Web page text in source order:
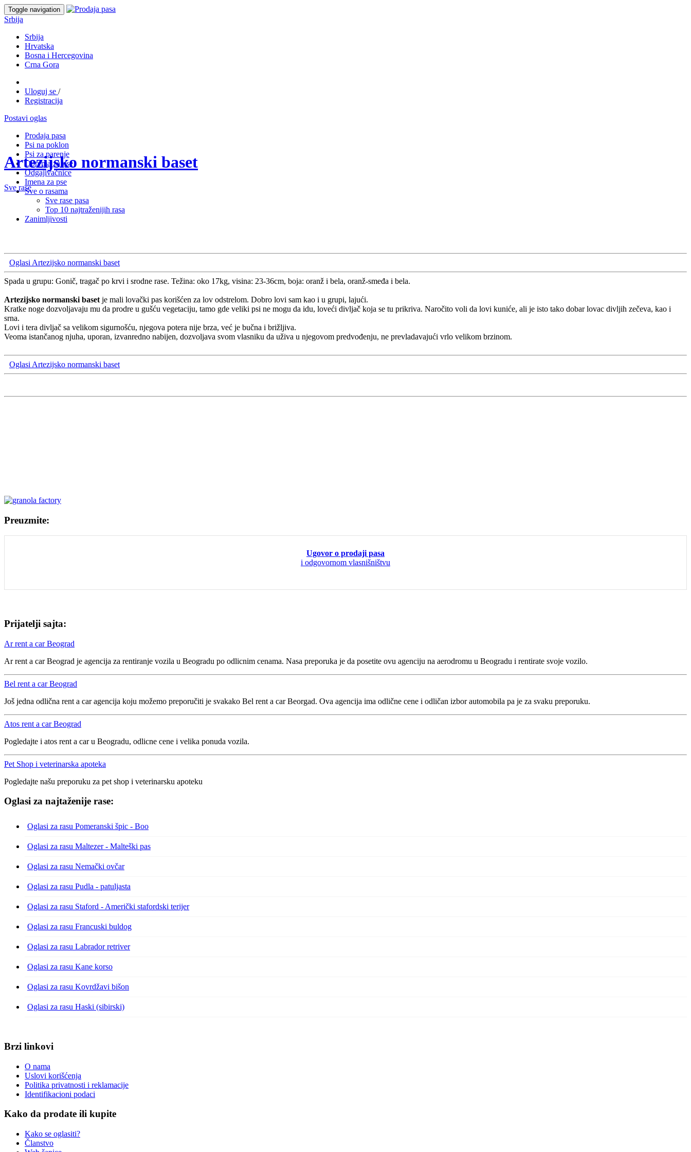
Toggle navigation
Srbija
Srbija
Hrvatska
Bosna i Hercegovina
Crna Gora
Uloguj se /
Registracija
Postavi oglas
Prodaja pasa
Psi na poklon
Psi za parenje
Oprema za pse
Odgajivačnice
Imena za pse
Sve o rasama
Sve rase pasa
Top 10 najtraženijih rasa
Zanimljivosti
Artezijsko normanski baset
Sve rase
Oglasi Artezijsko normanski baset
Spada u grupu: Gonič, tragač po krvi i srodne rase. Težina: oko 17kg, visina: 23-36cm, boja: oranž i bela, oranž-smeđa i bela.
Artezijsko normanski baset je mali lovački pas korišćen za lov odstrelom. Dobro lovi sam kao i u grupi, lajući.
Kratke noge dozvoljavaju mu da prodre u gušću vegetaciju, tamo gde veliki psi ne mogu da idu, loveći divljač koja se tu prikriva. Naročito voli da lovi kuniće, ali je isto tako dobar lovac divljih zečeva, kao i
srna.
Lovi i tera divljač sa velikom sigurnošću, njegova potera nije brza, već je bučna i brižljiva.
Veoma istančanog njuha, uporan, izvanredno nabijen, dozvoljava svom vlasniku da uživa u njegovom predvođenju, ne prevladavajući vrlo velikom brzinom.
Oglasi Artezijsko normanski baset
Preuzmite:
Ugovor o prodaji pasa
i odgovornom vlasnišništvu
Prijatelji sajta:
Ar rent a car Beograd
Ar rent a car Beograd je agencija za rentiranje vozila u Beogradu po odlicnim cenama. Nasa preporuka je da posetite ovu agenciju na aerodromu u Beogradu i rentirate svoje vozilo.
Bel rent a car Beograd
Još jedna odlična rent a car agencija koju možemo preporučiti je svakako Bel rent a car Beorgad. Ova agencija ima odlične cene i odličan izbor automobila pa je za svaku preporuku.
Atos rent a car Beograd
Pogledajte i atos rent a car u Beogradu, odlicne cene i velika ponuda vozila.
Pet Shop i veterinarska apoteka
Pogledajte našu preporuku za pet shop i veterinarsku apoteku
Oglasi za najtaženije rase:
Oglasi za rasu Pomeranski špic - Boo
Oglasi za rasu Maltezer - Malteški pas
Oglasi za rasu Nemački ovčar
Oglasi za rasu Pudla - patuljasta
Oglasi za rasu Staford - Američki stafordski terijer
Oglasi za rasu Francuski buldog
Oglasi za rasu Labrador retriver
Oglasi za rasu Kane korso
Oglasi za rasu Kovrdžavi bišon
Oglasi za rasu Haski (sibirski)
Brzi linkovi
O nama
Uslovi korišćenja
Politika privatnosti i reklamacije
Identifikacioni podaci
Kako da prodate ili kupite
Kako se oglasiti?
Članstvo